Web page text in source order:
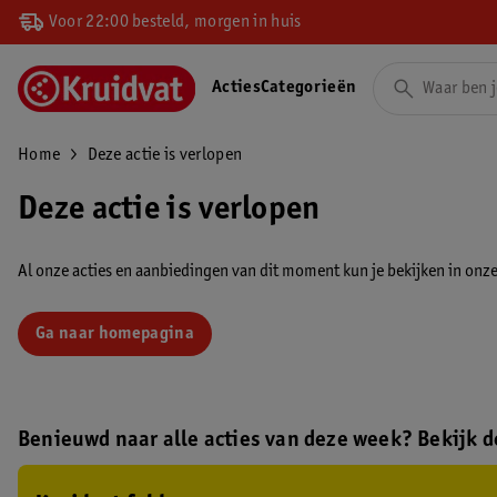
Voor 22:00 besteld, morgen in huis
ActiesCategorieën
Home Deze actie is verlopen
Deze actie is verlopen
Al onze acties en aanbiedingen van dit moment kun je bekijken in
Ga naar homepagina
Benieuwd naar alle acties van deze week? Bekijk